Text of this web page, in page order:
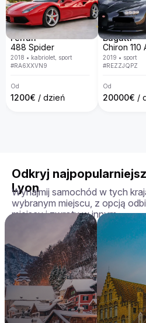
otrzymasz dokładnie ten model,
stanie. Dbamy o to, aby wynajem
bezproblemowy i dostosowany do
Twoja idealna jazda czeka —
Rapide już dziś!
Ferrari
488 Spider
2018 • kabriolet, sport
#RA6XXVN9
Od
1200€ / dzień
Bugatti
Chiron 110
2019 • sport
#REZZJQPZ
Od
20000€ /
Odkryj
Lyon
Wynajmij samochód w tych
wybranym miejscu, z opcją
miejscu i zwrotu w innym.